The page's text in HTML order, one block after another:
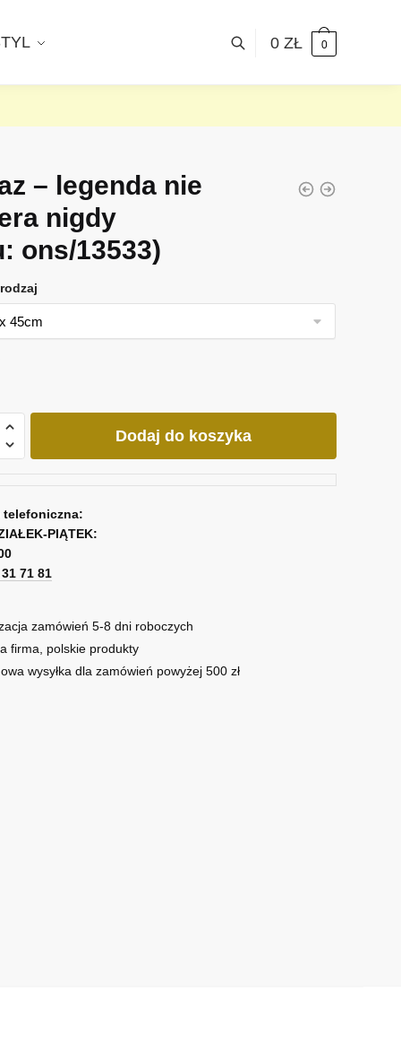
0 ZŁ 0
– legenda nie
nigdy
ons/13533)
Dodaj do koszyka
PIĄTEK:
71 81
zamówień 5-8 dni roboczych
firma, polskie produkty
wysyłka dla zamówień powyżej 500 zł